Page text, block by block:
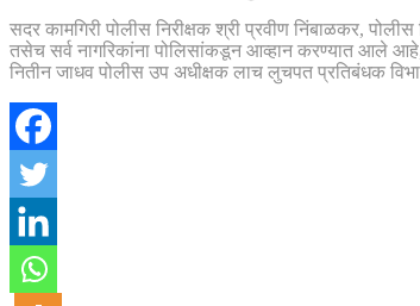
सदर कामगिरी पोलीस निरीक्षक श्री प्रवीण निंबाळकर,
तसेच सर्व नागरिकांना पोलिसांकडून आव्हान करण्यात आले आहे,
नितीन जाधव पोलीस उप अधीक्षक लाच लुचपत प्रतिबंधक